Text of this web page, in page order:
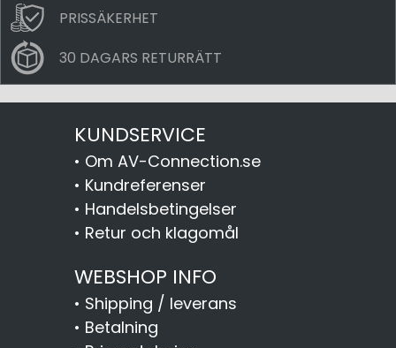
PRISSÄKERHET
30 DAGARS RETURRÄTT
KUNDSERVICE
• Om AV-Connection.se
• Kundreferenser
• Handelsbetingelser
• Retur och klagomål
WEBSHOP INFO
• Shipping / leverans
• Betalning